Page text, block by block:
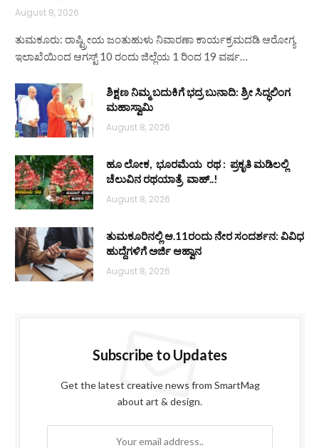
August 8, 2026
ತುಮಕೂರು: ರಾಷ್ಟ್ರೀಯ ಜಂತುಹುಳು ನಿವಾರಣಾ ಕಾರ್ಯಕ್ರಮದಡಿ ಆರೋಗ್ಯ
ಇಲಾಖೆಯಿಂದ ಆಗಸ್ಟ್ 10 ರಂದು ಜಿಲ್ಲೆಯ 1 ರಿಂದ 19 ವರ್ಷ…
ಶಿಕ್ಷಣ ನಿಮ್ಮ ಬದುಕಿಗೆ ಭದ್ರ ಬುನಾದಿ: ಶ್ರೀ ಸಿದ್ಧಲಿಂಗ
ಮಹಾಸ್ವಾಮಿ
August 8, 2026
ಹೂ ಲೋಕ, ಭೂರಮೆಯ ರಥ : ಪ್ರಕೃತಿ ಮಡಿಲಲ್ಲಿ
ಚೆಲುವಿನ ರಥಯಾತ್ರೆ ವಾಹ್..!
August 8, 2026
ತುಮಕೂರಿನಲ್ಲಿ ಆ.11ರಂದು ನೇರ ಸಂದರ್ಶನ: ವಿವಿಧ
ಹುದ್ದೆಗಳಿಗೆ ಅರ್ಜಿ ಆಹ್ವಾನ
August 8, 2026
Subscribe to Updates
Get the latest creative news from SmartMag
about art & design.